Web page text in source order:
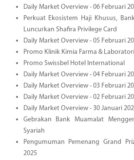
Daily Market Overview - 06 Februari
Perkuat Ekosistem Haji Khusus,
Luncurkan Shafira Privilege Card
Daily Market Overview - 05 Februari
Promo Klinik Kimia Farma &
Promo Swissbel Hotel International
Daily Market Overview - 04 Februari
Daily Market Overview - 03 Februari
Daily Market Overview - 02 Februari
Daily Market Overview - 30 Januari
Gebrakan Bank Muamalat
Syariah
Pengumuman Pemenang Grand
2025